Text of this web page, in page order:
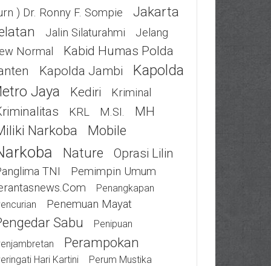
) Dr. Ronny F. Sompie
Jakarta
Jalin Silaturahmi
Jelang
Normal
Kabid Humas Polda
Kapolda Jambi
Kapolda
Jaya
Kediri Kriminal
KRL M.SI. MH
Narkoba Mobile
Nature Oprasi Lilin
TNI
Pemimpin Umum
Penangkapan
Penemuan Mayat
Sabu
Penipuan
Perampokan
Hari Kartini
Perum Mustika